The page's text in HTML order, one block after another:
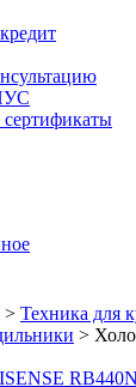
> Техника для
>